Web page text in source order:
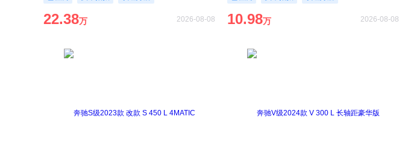
22.38万 2026-08-08 10.98万 2026-08-08